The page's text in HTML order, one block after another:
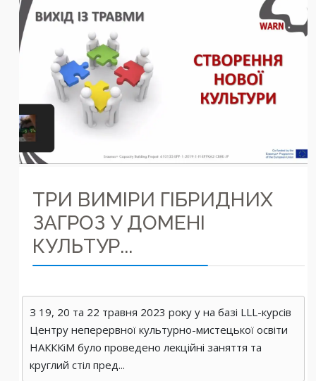
ТРИ ВИМІРИ ГІБРИДНИХ
ЗАГРОЗ У ДОМЕНІ
КУЛЬТУР...
З 19, 20 та 22 травня 2023 року у на базі LLL-курсів
Центру неперервної культурно-мистецької освіти
НАКККіМ було проведено лекційні заняття та
круглий стіл пред...